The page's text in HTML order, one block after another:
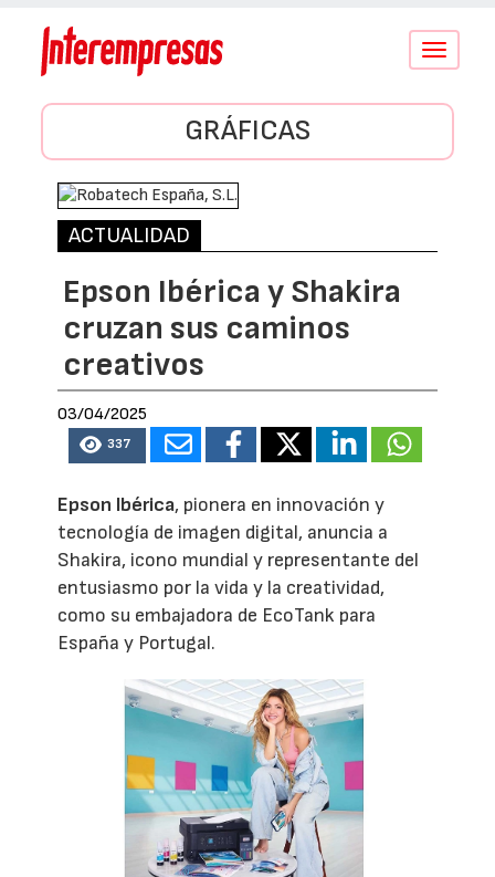
Conmutar
GRÁFICAS
ACTUALIDAD
Epson Ibérica y Shakira
cruzan sus caminos
creativos
03/04/2025
337
Epson Ibérica, pionera en innovación y
tecnología de imagen digital, anuncia a
Shakira, icono mundial y representante del
entusiasmo por la vida y la creatividad,
como su embajadora de EcoTank para
España y Portugal.